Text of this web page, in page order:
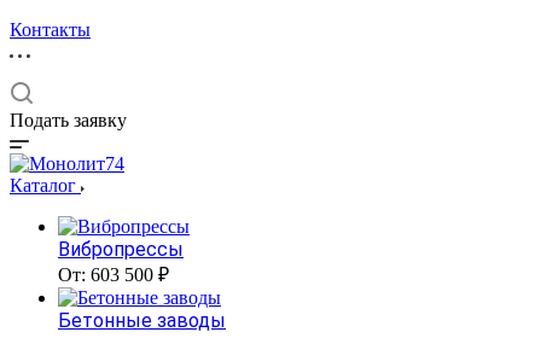
Контакты
Подать заявку
Каталог
Вибропрессы
От: 603 500 ₽
Бетонные заводы